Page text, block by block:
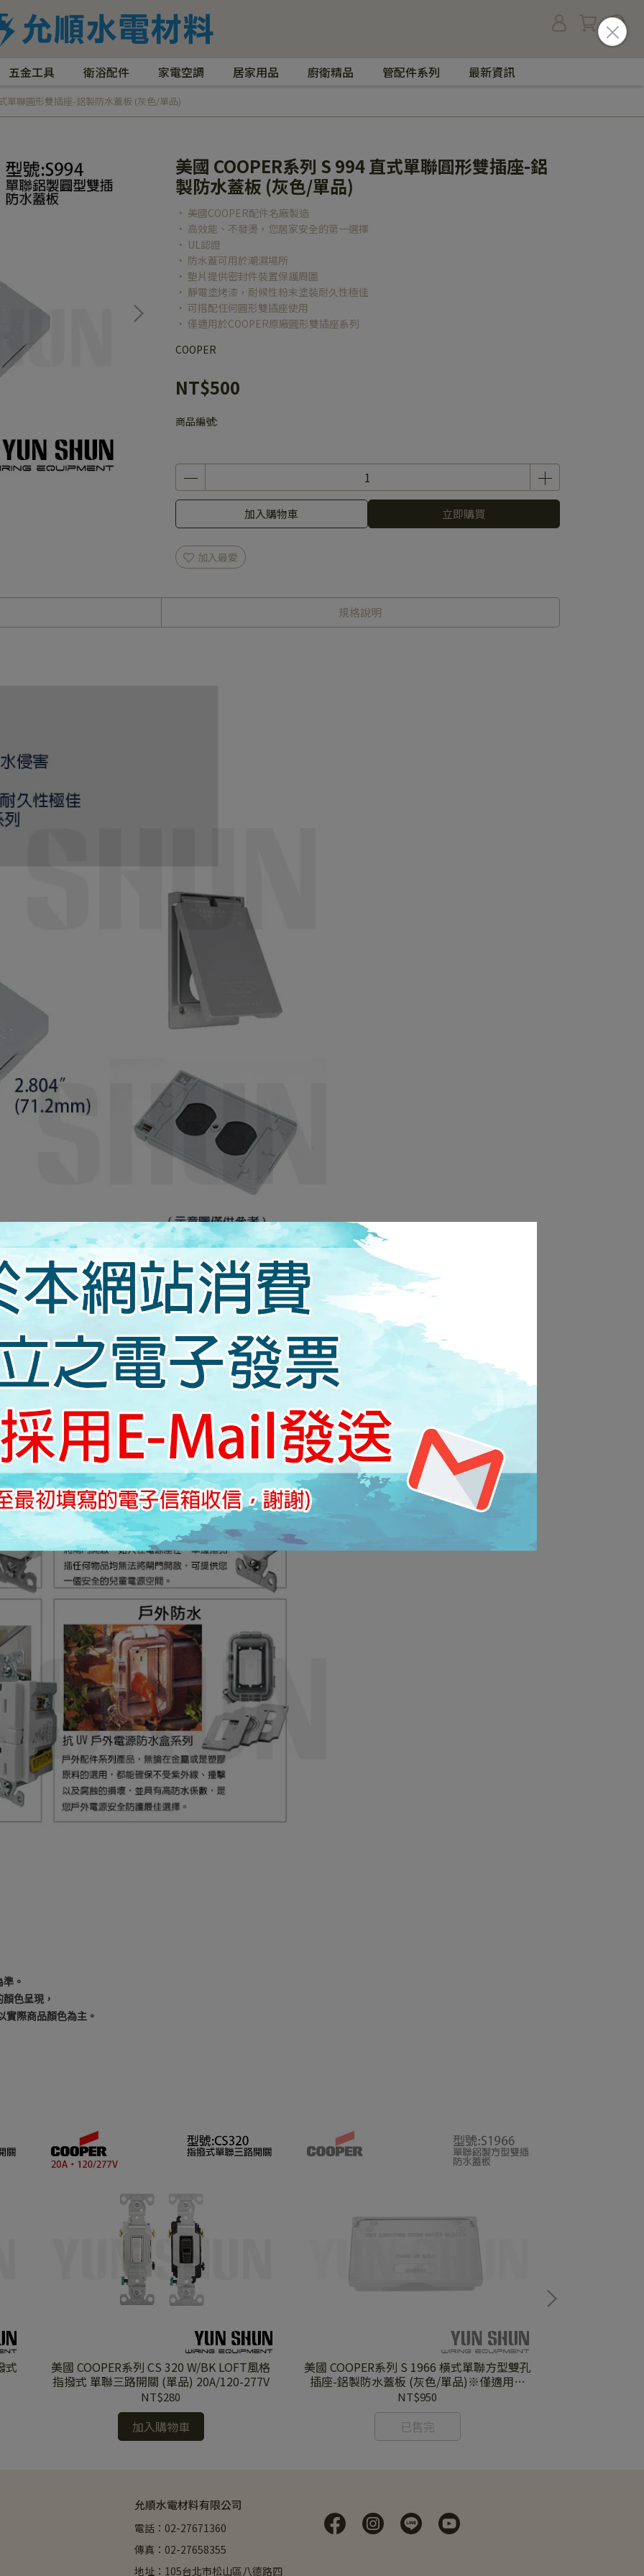
五金工具 衛浴配件 家電空調 居家用品 廚衛精品 管配件系列 最新資訊
單聯圓形雙插座-鋁製防水蓋板 (灰色/單品)
美國 COOPER系列 S 994 直式單聯圓形雙插座-鋁
製防水蓋板 (灰色/單品)
• 美國COOPER配件名廠製造
• 高效能、不發燙，您居家安全的第一選擇
• UL認證
• 防水蓋可用於潮濕場所
• 墊片提供密封件裝置保護周圍
• 靜電塗烤漆，耐候性粉末塗裝耐久性極佳
• 可搭配任何圓形雙插座使用
• 僅適用於COOPER原廠圓形雙插座系列
COOPER
NT$500
商品編號:
加入購物車 立即購買
加入最愛
規格說明
。
色呈現，
實際商品顏色為主。
式
美國 COOPER系列 CS 320 W/BK LOFT風格
指撥式 單聯三路開關 (單品) 20A/120-277V
NT$280
加入購物車
美國 COOPER系列 S 1966 橫式單聯方型雙孔
插座-鋁製防水蓋板 (灰色/單品)※僅適用於
COOPER原廠方形插座系列※
NT$950
已售完
允順水電材料有限公司
電話：02-27671360
傳真：02-27658355
地址：105台北市松山區八德路四